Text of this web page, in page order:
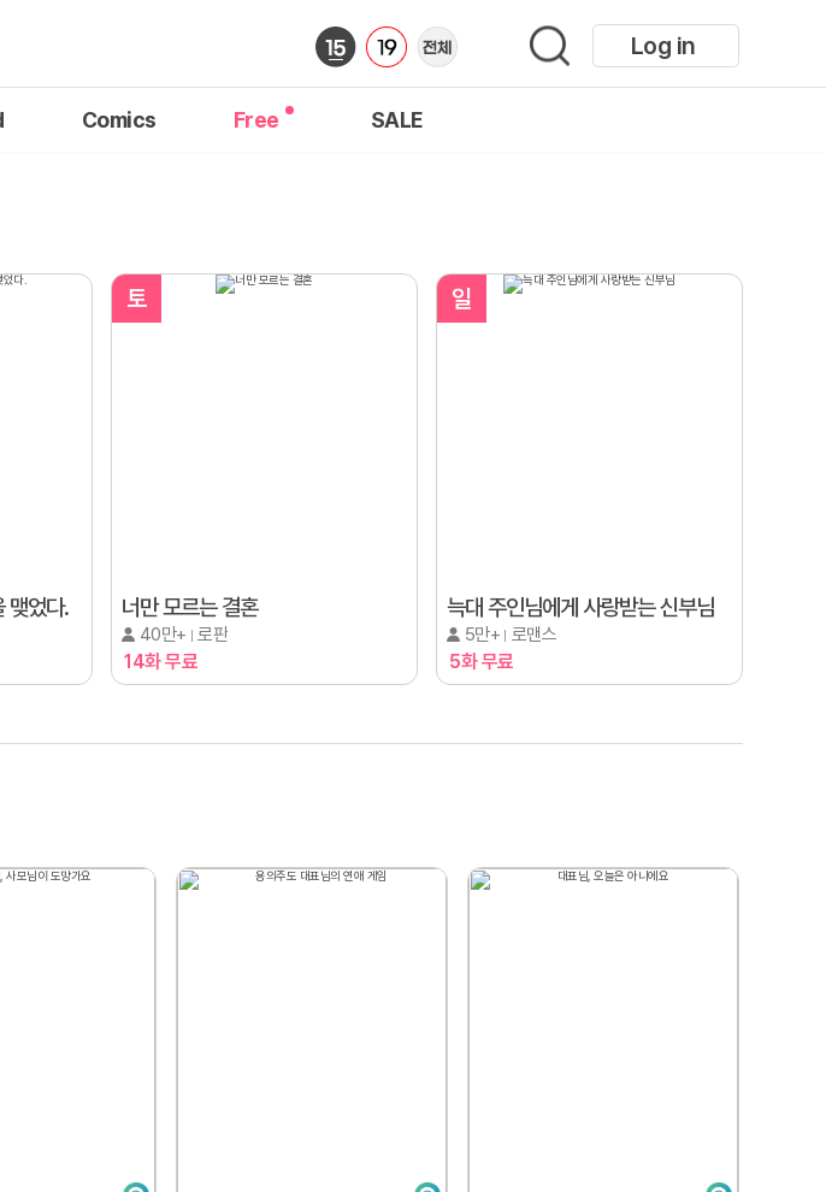
Comics Free SALE
Log in
맺었다.
토
너만 모르는 결혼
40만+ 로판
14화 무료
일
늑대 주인님에게 사랑받는 신부님
5만+ 로맨스
5화 무료